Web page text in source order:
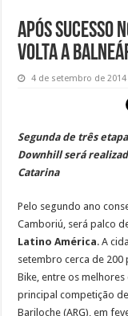
Após sucesso
volta a
4 de setembro de 2014
Segunda de três
Downhill será
Catarina
Pelo segundo ano
Camboriú, será palco
Latino América. A
setembro cerca de
Bike, entre os melhores
principal competição
Bariloche (ARG), em